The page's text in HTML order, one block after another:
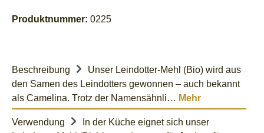
Produktnummer: 0225
Beschreibung
Unser Leindotter-Mehl (Bio) wird aus
den Samen des Leindotters gewonnen – auch bekannt
als Camelina. Trotz der Namensähnli… Mehr
Verwendung
In der Küche eignet sich unser